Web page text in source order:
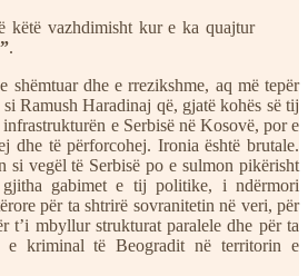
këtë vazhdimisht kur e ka quajtur
.
shëmtuar dhe e rrezikshme, aq më tepër
Ramush Haradinaj që, gjatë kohës së tij
e Serbisë në Kosovë, por e
dhe të përforcohej. Ironia është brutale.
vegël të Serbisë po e sulmon pikërisht
gabimet e tij politike, i ndërmori
për ta shtrirë sovranitetin në veri, për
t’i mbyllur strukturat paralele dhe për ta
e kriminal të Beogradit në territorin e